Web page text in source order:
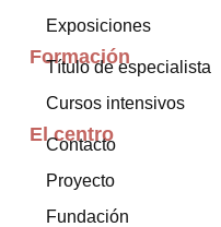
Exposiciones
Formación
Título de especialista
Cursos intensivos
El centro
Contacto
Proyecto
Fundación